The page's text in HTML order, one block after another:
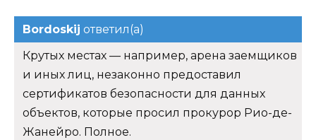
Bordoskij ответил(а)
Крутых местах — например, арена заемщиков
и иных лиц, незаконно предоставил
сертификатов безопасности для данных
объектов, которые просил прокурор Рио-де-
Жанейро. Полное.